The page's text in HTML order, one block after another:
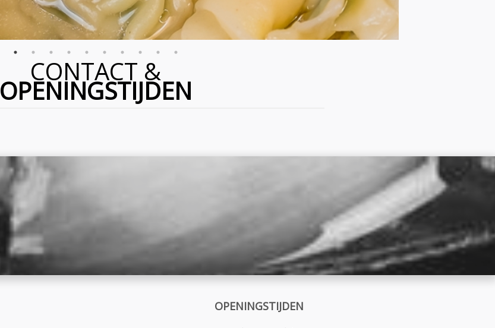
CONTACT &
OPENINGSTIJDEN
OPENINGSTIJDEN